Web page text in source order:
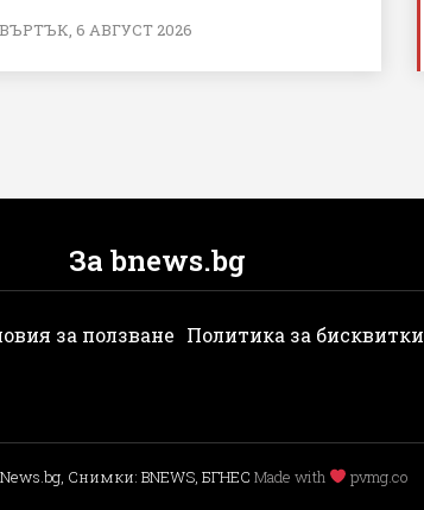
6 АВГУСТ 2026
За bnews.bg
за ползване Политика за бисквитки
Снимки: BNEWS, БГНЕСМade with pvmg.co